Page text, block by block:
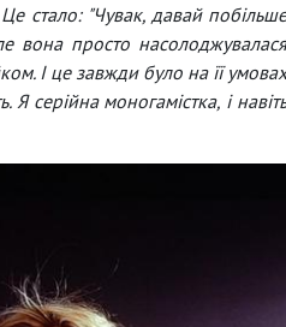
стало: "Чувак, давай побільше
вона просто насолоджувалася
І це завжди було на її умовах
серійна моногамістка, і навіть